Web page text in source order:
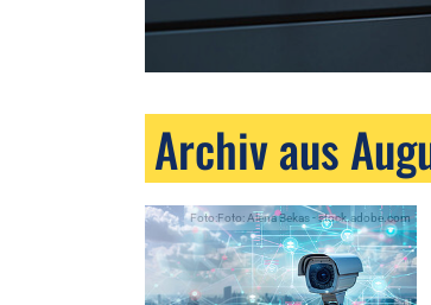
Archiv aus
Foto:Foto: Alena Bekas - stock.adobe.com